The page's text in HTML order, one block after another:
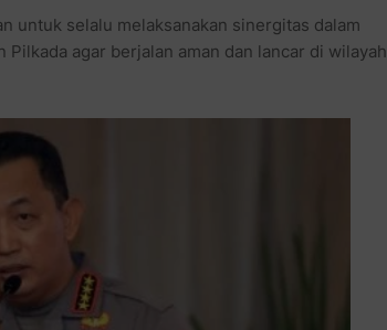
untuk selalu melaksanakan sinergitas dalam
agar berjalan aman dan lancar di wilayah